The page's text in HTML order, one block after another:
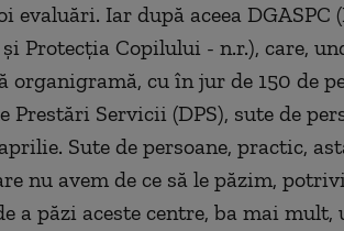
evaluări. Iar după aceea DGASPC
Protecţia Copilului - n.r.), care,
organigramă, cu în jur de 150 de
Prestări Servicii (DPS), sute de
Sute de persoane, practic,
nu avem de ce să le păzim,
a păzi aceste centre, ba mai mult,